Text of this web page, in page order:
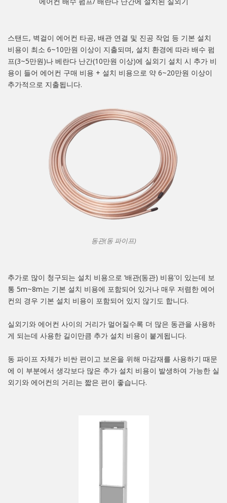
스탠드, 벽걸이 에어컨 타공, 배관 연결 및 진공 작업 등 기본 설치
비용이 최소 6~10만원 이상이 지출되며, 설치 환경에 따라 배수 펌
프(3~5만원)나 베란다 난간(10만원 이상)에 실외기 설치 시 추가 비
용이 들어 에어컨 구매 비용 + 설치 비용으로 약 6~20만원 이상이
추가적으로 지출됩니다.
동관(동 파이프)
추가로 많이 청구되는 설치 비용으로 ‘배관(동관) 비용’이 있는데 보
통 5m~8m는 기본 설치 비용에 포함되어 있거나 매우 저렴한 에어
컨의 경우 기본 설치 비용이 포함되어 있지 않기도 합니다.
실외기와 에어컨 사이의 거리가 멀어질수록 더 많은 동관을 사용하
게 되는데 사용한 길이만큼 추가 설치 비용이 붙게됩니다.
동 파이프 자체가 비싼 편이고 보온을 위해 마감재를 사용하기 때문
에 이 부분에서 생각보다 많은 추가 설치 비용이 발생하여 가능한 실
외기와 에어컨의 거리는 짧은 편이 좋습니다.